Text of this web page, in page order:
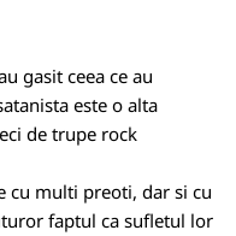
gasit ceea ce au
este o alta
de trupe rock
cu multi preoti, dar si cu
faptul ca sufletul lor